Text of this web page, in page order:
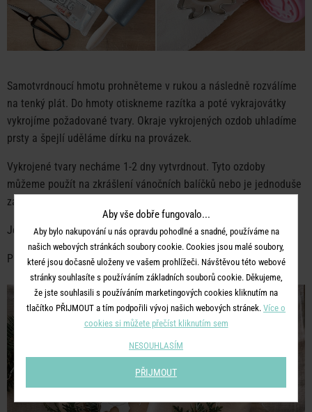
Samotvrdnoucí hmotu prohněteme v rukou a následně rozválíme
na tenký plát. Do hmoty otiskneme razítka a poté vykrajovátky
vykrojíme požadované tvary. Okraje vykrojených ozdob uhladíme
prsty a špejlí uděláme dírku na provázek.
Vykrojené tvary necháme 1-2 dny vytvrdnout. Tyto ozdoby
můžeme použít na zkrášlení vánočních balíčků nebo je jednoduše
zavěsíme na větvičky ve váze.
Jednoduché a přitom efektní.
Přejeme krásné tvoření a kouzelný předvánoční čas .:)
Aby vše dobře fungovalo...
Aby bylo nakupování u nás opravdu pohodlné a snadné, používáme na
našich webových stránkách soubory cookie. Cookies jsou malé soubory,
které jsou dočasně uloženy ve vašem prohlížeči. Návštěvou této webové
stránky souhlasíte s používáním základních souborů cookie. Děkujeme,
že jste souhlasili s používáním marketingových cookies kliknutím na
tlačítko PŘIJMOUT a tím podpořili vývoj našich webových stránek. Více o
cookies si můžete přečíst kliknutím sem
NESOUHLASÍM
PŘIJMOUT